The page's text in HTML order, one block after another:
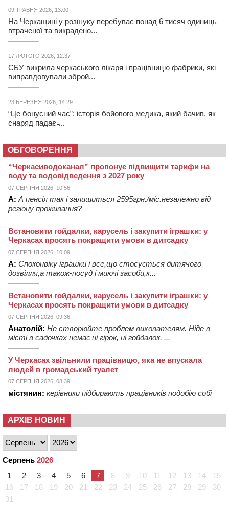
09 ТРАВНЯ 2026, 13:00
На Черкащині у розшуку перебуває понад 6 тисяч одиниць
втраченої та викрадено...
17 ЛЮТОГО 2026, 12:37
СБУ викрила черкаського лікаря і працівницю фабрики, які
виправдовували зброй...
23 БЕРЕЗНЯ 2026, 14:29
“Це бонусний час”: історія бойового медика, який бачив, як
снаряд падає ̵...
ОБГОВОРЕННЯ
“Черкасиводоканал” пропонує підвищити тарифи на
воду та водовідведення з 2027 року
07 СЕРПНЯ 2026, 10:56
А: А пенсія так і залишиться 2595грн./міс.незалежно від
регіону проживання?
Встановити гойдалки, карусель і закупити іграшки: у
Черкасах просять покращити умови в дитсадку
07 СЕРПНЯ 2026, 10:09
А: Споконвіку іграшки і все,що стосується дитячого
дозвілля,а також-посуд і миючі засоби,к...
Встановити гойдалки, карусель і закупити іграшки: у
Черкасах просять покращити умови в дитсадку
07 СЕРПНЯ 2026, 09:36
Анатолій: Не створюйте проблем вихователям. Ніде в
місті в садочках немає ні гірок, ні гойдалок, ...
У Черкасах звільнили працівницю, яка не впускала
людей в громадський туалет
07 СЕРПНЯ 2026, 08:39
містянин: керівники підбирають працівників подобію собі
АРХІВ НОВИН
Серпень 2026
1
2 3 4 5 6 7 8 9 10 11 12 13 14
15
16
17 18 19 20 21 22 23 24 25 26 27 28 29
30
31